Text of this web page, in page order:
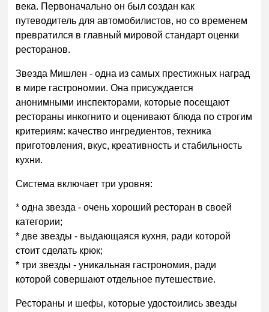
века. Первоначально он был создан как
путеводитель для автомобилистов, но со временем
превратился в главный мировой стандарт оценки
ресторанов.
Звезда Мишлен - одна из самых престижных наград
в мире гастрономии. Она присуждается
анонимными инспекторами, которые посещают
рестораны инкогнито и оценивают блюда по строгим
критериям: качество ингредиентов, техника
приготовления, вкус, креативность и стабильность
кухни.
Система включает три уровня:
* одна звезда - очень хороший ресторан в своей
категории;
* две звезды - выдающаяся кухня, ради которой
стоит сделать крюк;
* три звезды - уникальная гастрономия, ради
которой совершают отдельное путешествие.
Рестораны и шефы, которые удостоились звезды